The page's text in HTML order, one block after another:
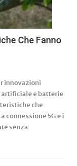
Che Fanno
innovazioni
e batterie
che
connessione 5G e i
senza